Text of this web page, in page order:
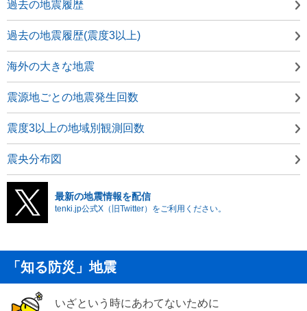
過去の地震履歴
過去の地震履歴(震度3以上)
海外の大きな地震
震源地ごとの地震発生回数
震度3以上の地域別観測回数
震央分布図
最新の地震情報を配信
tenki.jp公式X（旧Twitter）をご利用ください。
「知る防災」地震
いざという時にあわてないために